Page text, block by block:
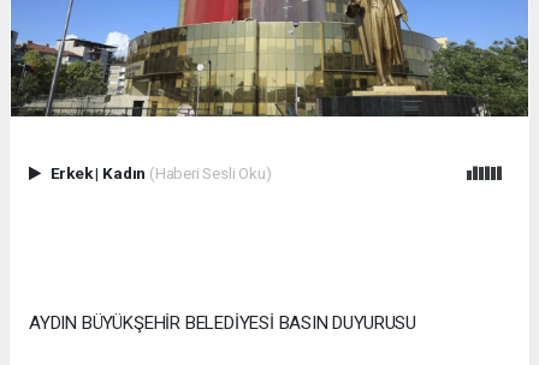
Erkek| Kadın (Haberi Sesli Oku)
AYDIN BÜYÜKŞEHİR BELEDİYESİ BASIN DUYURUSU